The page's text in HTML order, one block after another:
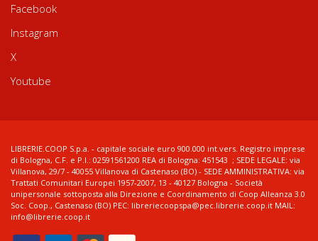
Facebook
Instagram
X
Youtube
LIBRERIE.COOP S.p.a. - capitale sociale euro 900.000 int.vers. Registro imprese
di Bologna, C.F. e P.I.: 02591561200 REA di Bologna: 451543 ; SEDE LEGALE: via
Villanova, 29/7 - 40055 Villanova di Castenaso (BO) - SEDE AMMINISTRATIVA: via
Trattati Comunitari Europei 1957-2007, 13 - 40127 Bologna - Società
unipersonale sottoposta alla Direzione e Coordinamento di Coop Alleanza 3.0
Soc. Coop., Castenaso (BO) PEC: libreriecoopspa@pec.librerie.coop.it MAIL:
info@librerie.coop.it